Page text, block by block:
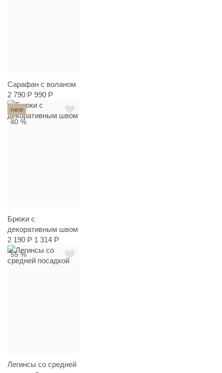
Сарафан с воланом
2 790 Р 990 Р
new
40 %
Брюки с
декоративным швом
2 190 Р 1 314 Р
55 %
Легинсы со средней